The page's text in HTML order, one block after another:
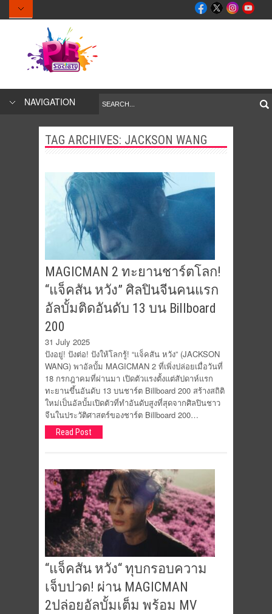
NAVIGATION
TAG ARCHIVES: JACKSON WANG
MAGICMAN 2 ทะยานชาร์ตโลก!
“แจ็คสัน หวัง” ศิลปินจีนคนแรก
อัลบั้มติดอันดับ 13 บน Billboard
200
31 July 2025
ปังอยู่! ปังต่อ! ปังให้โลกรู้! “แจ็คสัน หวัง” (JACKSON
WANG) พาอัลบั้ม MAGICMAN 2 ที่เพิ่งปล่อยเมื่อวันที่
18 กรกฎาคมที่ผ่านมา เปิดตัวแรงตั้งแต่สัปดาห์แรก
ทะยานขึ้นอันดับ 13 บนชาร์ต Billboard 200 สร้างสถิติ
ใหม่เป็นอัลบั้มเปิดตัวที่ทำอันดับสูงที่สุดจากศิลปินชาว
จีนในประวัติศาสตร์ของชาร์ต Billboard 200…
Read Post
“แจ็คสัน หวัง“ ทุบกรอบความ
เจ็บปวด! ผ่าน MAGICMAN
2ปล่อยอัลบั้มเต็ม พร้อม MV